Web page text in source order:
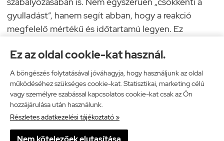
Ez az oldal cookie-kat használ.
A böngészés folytatásával jóváhagyja, hogy használjunk az oldal
működéséhez szükséges cookie-kat. Statisztikai, marketing célú
vagy személyre szabással kapcsolatos cookie-kat csak az Ön
hozzájárulása után használunk.
Részletes adatkezelési tájékoztató »
gyulladást”, hanem segít abban, hogy a reakció
megfelelő mértékű és időtartamú legyen. Ez
terhelés után.